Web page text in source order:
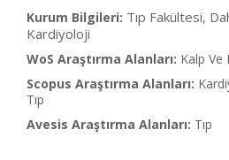
Kurum Bilgileri: Tıp Fakültesi,
Kardiyoloji
WoS Araştırma Alanları: Kalp Ve
Scopus Araştırma Alanları:
Tıp
Avesis Araştırma Alanları: Tıp